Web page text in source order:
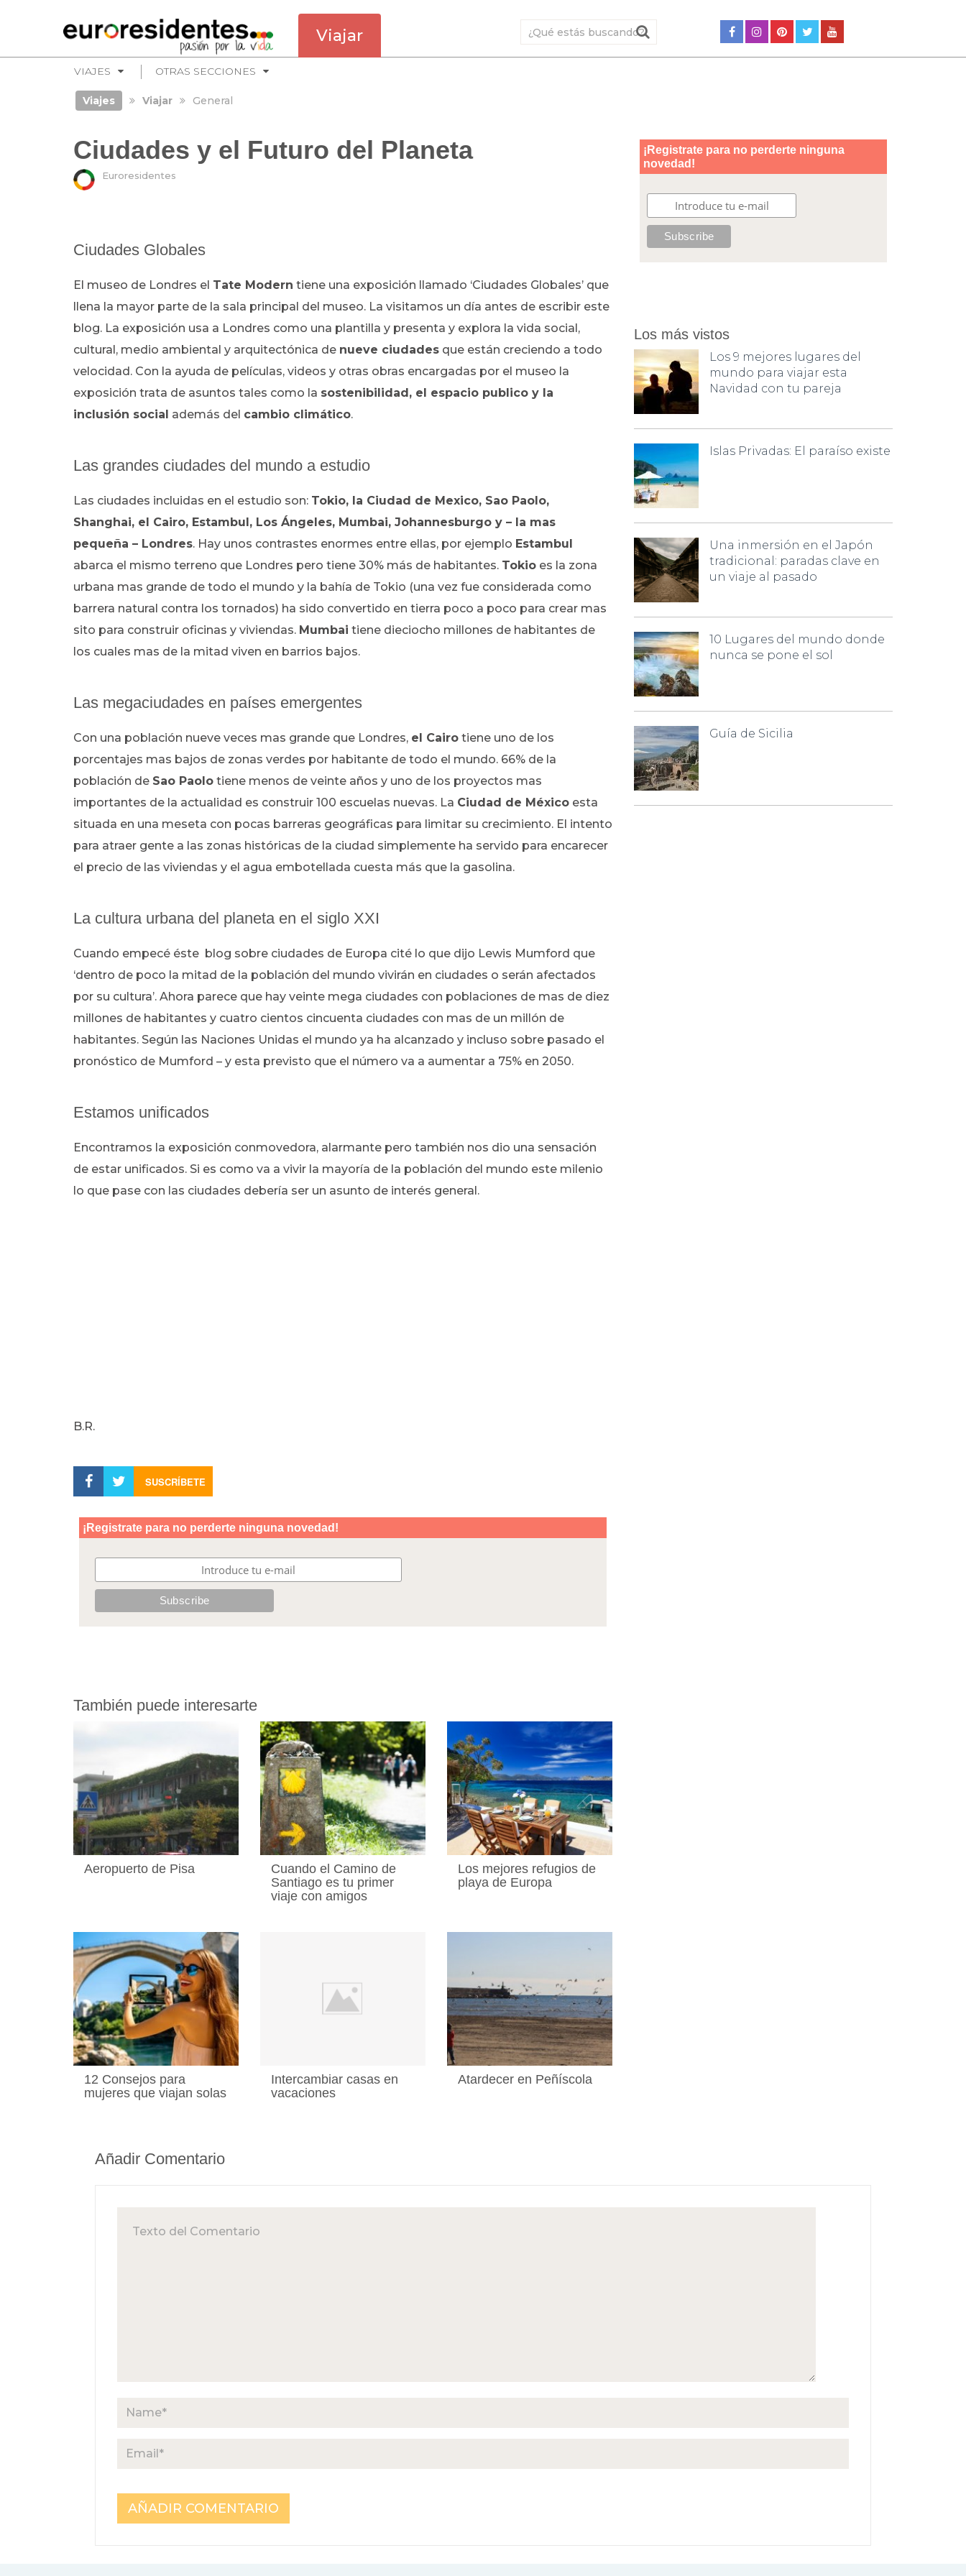
Viajar
VIAJES OTRAS SECCIONES
Viajes Viajar General
Ciudades y el Futuro del Planeta
Euroresidentes
Ciudades Globales
El museo de Londres el Tate Modern tiene una exposición llamado ‘Ciudades Globales’ que
llena la mayor parte de la sala principal del museo. La visitamos un día antes de escribir este
blog. La exposición usa a Londres como una plantilla y presenta y explora la vida social,
cultural, medio ambiental y arquitectónica de nueve ciudades que están creciendo a todo
velocidad. Con la ayuda de películas, videos y otras obras encargadas por el museo la
exposición trata de asuntos tales como la sostenibilidad, el espacio publico y la
inclusión social además del cambio climático.
Las grandes ciudades del mundo a estudio
Las ciudades incluidas en el estudio son: Tokio, la Ciudad de Mexico, Sao Paolo,
Shanghai, el Cairo, Estambul, Los Ángeles, Mumbai, Johannesburgo y – la mas
pequeña – Londres. Hay unos contrastes enormes entre ellas, por ejemplo Estambul
abarca el mismo terreno que Londres pero tiene 30% más de habitantes. Tokio es la zona
urbana mas grande de todo el mundo y la bahía de Tokio (una vez fue considerada como
barrera natural contra los tornados) ha sido convertido en tierra poco a poco para crear mas
sito para construir oficinas y viviendas. Mumbai tiene dieciocho millones de habitantes de
los cuales mas de la mitad viven en barrios bajos.
Las megaciudades en países emergentes
Con una población nueve veces mas grande que Londres, el Cairo tiene uno de los
porcentajes mas bajos de zonas verdes por habitante de todo el mundo. 66% de la
población de Sao Paolo tiene menos de veinte años y uno de los proyectos mas
importantes de la actualidad es construir 100 escuelas nuevas. La Ciudad de México esta
situada en una meseta con pocas barreras geográficas para limitar su crecimiento. El intento
para atraer gente a las zonas históricas de la ciudad simplemente ha servido para encarecer
el precio de las viviendas y el agua embotellada cuesta más que la gasolina.
La cultura urbana del planeta en el siglo XXI
Cuando empecé éste blog sobre ciudades de Europa cité lo que dijo Lewis Mumford que
‘dentro de poco la mitad de la población del mundo vivirán en ciudades o serán afectados
por su cultura’. Ahora parece que hay veinte mega ciudades con poblaciones de mas de diez
millones de habitantes y cuatro cientos cincuenta ciudades con mas de un millón de
habitantes. Según las Naciones Unidas el mundo ya ha alcanzado y incluso sobre pasado el
pronóstico de Mumford – y esta previsto que el número va a aumentar a 75% en 2050.
Estamos unificados
Encontramos la exposición conmovedora, alarmante pero también nos dio una sensación
de estar unificados. Si es como va a vivir la mayoría de la población del mundo este milenio
lo que pase con las ciudades debería ser un asunto de interés general.
B.R.
SUSCRÍBETE
También puede interesarte
Aeropuerto de Pisa
Cuando el Camino de
Santiago es tu primer
viaje con amigos
Los mejores refugios de
playa de Europa
12 Consejos para
mujeres que viajan solas
Intercambiar casas en
vacaciones
Atardecer en Peñíscola
Los más vistos
Los 9 mejores lugares del
mundo para viajar esta
Navidad con tu pareja
Islas Privadas: El paraíso existe
Una inmersión en el Japón
tradicional: paradas clave en
un viaje al pasado
10 Lugares del mundo donde
nunca se pone el sol
Guía de Sicilia
Añadir Comentario